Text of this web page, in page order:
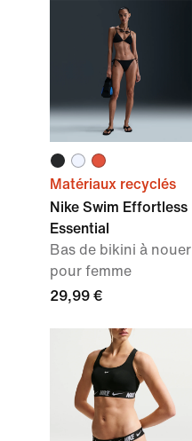
Matériaux recyclés
Nike Swim Effortless
Essential
Bas de bikini à nouer
pour femme
29,99 €